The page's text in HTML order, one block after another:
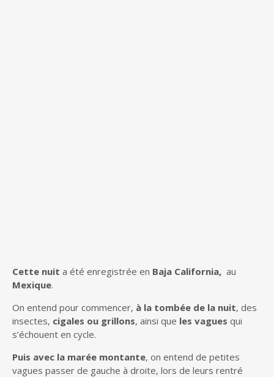
Cette nuit a été enregistrée en Baja California, au
Mexique.
On entend pour commencer, à la tombée de la nuit, des
insectes, cigales ou grillons, ainsi que les vagues qui
s’échouent en cycle.
Puis avec la marée montante, on entend de petites
vagues passer de gauche à droite, lors de leurs rentré